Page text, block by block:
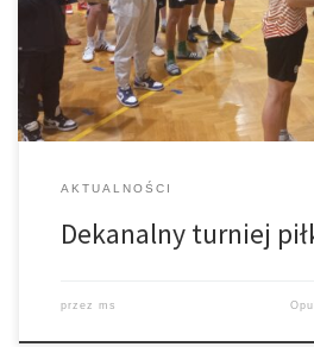
– miejsca i będą reprezentować nasz
kolejnym szczeblu.
AKTUALNOŚCI
Dekanalny turniej
przez ms